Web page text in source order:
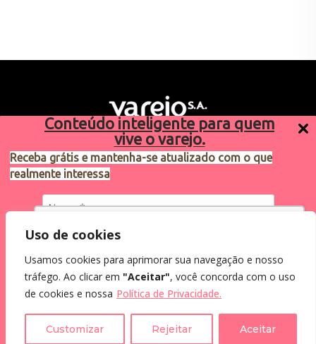
Conteúdo inteligente para quem
vive o varejo.
Receba grátis e mantenha-se atualizado com o que
realmente interessa
Eu concordo em receber comunicações.
Ao informar meus dados, eu concordo com a
Assine a Newsletter
Utilizamos cookies para oferecer melhor
como você interage em nosso site e
personalizar conteúdo.
Uso de cookies
Usamos cookies para aprimorar sua navegação e nosso
tráfego. Ao clicar em "Aceitar", você concorda com o uso
de cookies e nossa Política de Privacidade.
Customizar Rejeitar Aceitar
Sugestões de pauta
varejosa@cndl.org.br
2024®. Todos os direitos reservados.